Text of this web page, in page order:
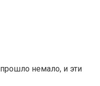
немало, и эти